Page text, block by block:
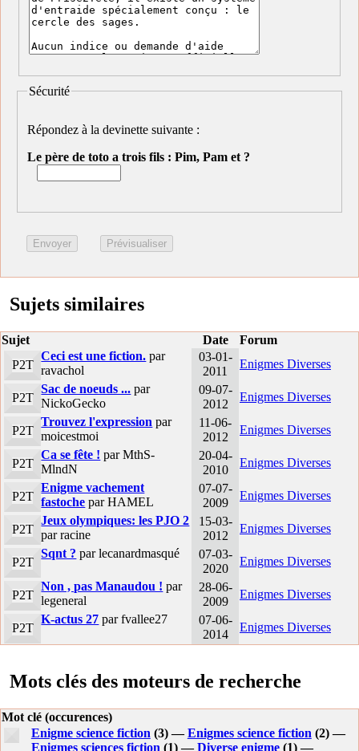
Sécurité
Répondez à la devinette suivante :
Le père de toto a trois fils : Pim, Pam et ?
Sujets similaires
Sujet Date
Forum
P2T
Ceci est une fiction. par
ravachol
03-01-
2011
Enigmes Diverses
P2T
Sac de noeuds ... par
NickoGecko
09-07-
2012
Enigmes Diverses
P2T
Trouvez l'expression par
moicestmoi
11-06-
2012
Enigmes Diverses
P2T
Ca se fête ! par MthS-
MlndN
20-04-
2010
Enigmes Diverses
P2T
Enigme vachement
fastoche par HAMEL
07-07-
2009
Enigmes Diverses
P2T
Jeux olympiques: les PJO 2
par racine
15-03-
2012
Enigmes Diverses
P2T
Sqnt ? par lecanardmasqué
07-03-
2020
Enigmes Diverses
P2T
Non , pas Manaudou ! par
legeneral
28-06-
2009
Enigmes Diverses
P2T
K-actus 27 par fvallee27
07-06-
2014
Enigmes Diverses
Mots clés des moteurs de recherche
Mot clé (occurences)
Enigme science fiction (3) —Enigmes science fiction (2) —
Enigmes sciences fiction (1) —Diverse enigme(1) —